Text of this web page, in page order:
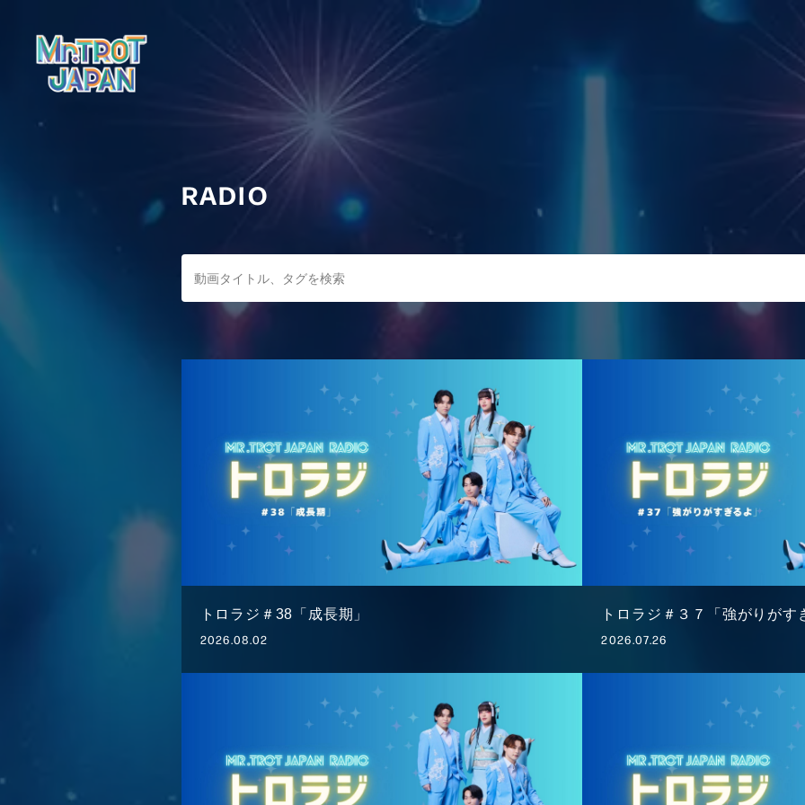
RADIO
トロラジ＃38「成長期」
2026.08.02
トロラジ＃３７「強がりがす
2026.07.26